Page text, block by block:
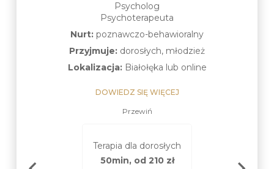
Psycholog
Psychoterapeuta
Nurt: poznawczo-behawioralny
Przyjmuje: dorosłych, młodzież
Lokalizacja:Białołęka lub online
DOWIEDZ SIĘ WIĘCEJ
Przewiń
Terapia dla dorosłych
50min, od 210 zł